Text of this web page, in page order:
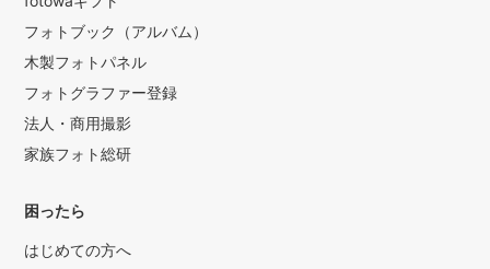
認を必ずお願い致します。
・ご希望の写真のイメージ
打ち合わせさせていただきます。
撮影カットについて具体的なご要望がありましたらぜひ事前
あとでこうしておけばよかった！を極力無くしましょう。
お子様さんの番傘(赤・紫) を無料で貸出しておりますので、
フォトブック（アルバム）
木製フォトパネル
フォトグラファー登録
法人・商用撮影
家族フォト総研
困ったら
はじめての方へ